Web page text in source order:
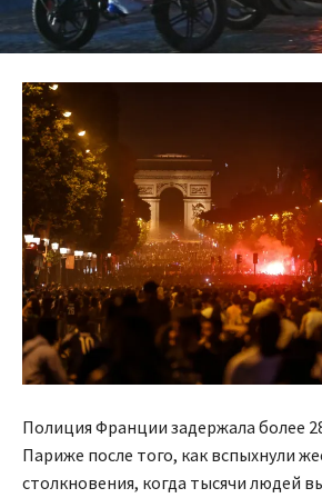
Полиция Франции задержала более
Париже после того, как вспыхнули
столкновения, когда тысячи людей